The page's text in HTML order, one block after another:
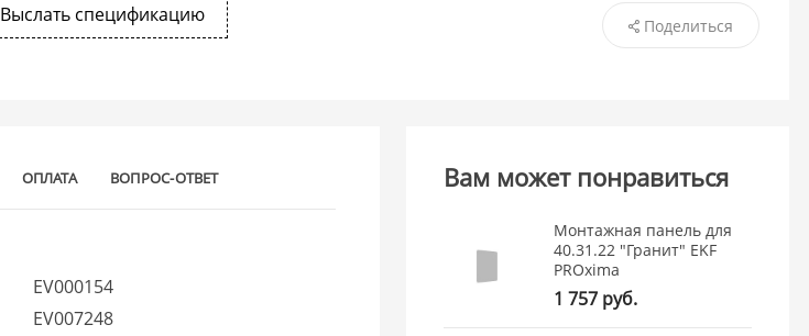
Выслать спецификацию Поделиться
ОПЛАТА ВОПРОС-ОТВЕТ
EV000154
EV007248
Вам может понравиться
Монтажная панель для
40.31.22 "Гранит" EKF
PROxima
1 757 руб.